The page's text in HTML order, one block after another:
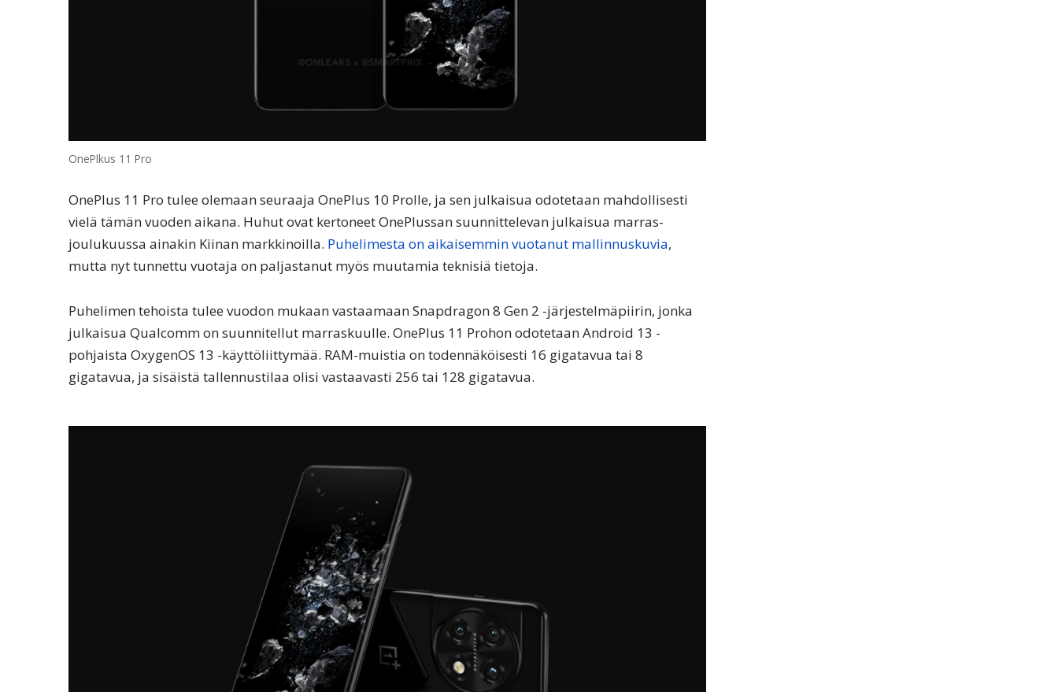
OnePlkus 11 Pro
OnePlus 11 Pro tulee olemaan seuraaja OnePlus 10 Prolle, ja sen julkaisua odotetaan mahdollisesti
vielä tämän vuoden aikana. Huhut ovat kertoneet OnePlussan suunnittelevan julkaisua marras-
joulukuussa ainakin Kiinan markkinoilla. Puhelimesta on aikaisemmin vuotanut mallinnuskuvia,
mutta nyt tunnettu vuotaja on paljastanut myös muutamia teknisiä tietoja.
Puhelimen tehoista tulee vuodon mukaan vastaamaan Snapdragon 8 Gen 2 -järjestelmäpiirin, jonka
julkaisua Qualcomm on suunnitellut marraskuulle. OnePlus 11 Prohon odotetaan Android 13 -
pohjaista OxygenOS 13 -käyttöliittymää. RAM-muistia on todennäköisesti 16 gigatavua tai 8
gigatavua, ja sisäistä tallennustilaa olisi vastaavasti 256 tai 128 gigatavua.